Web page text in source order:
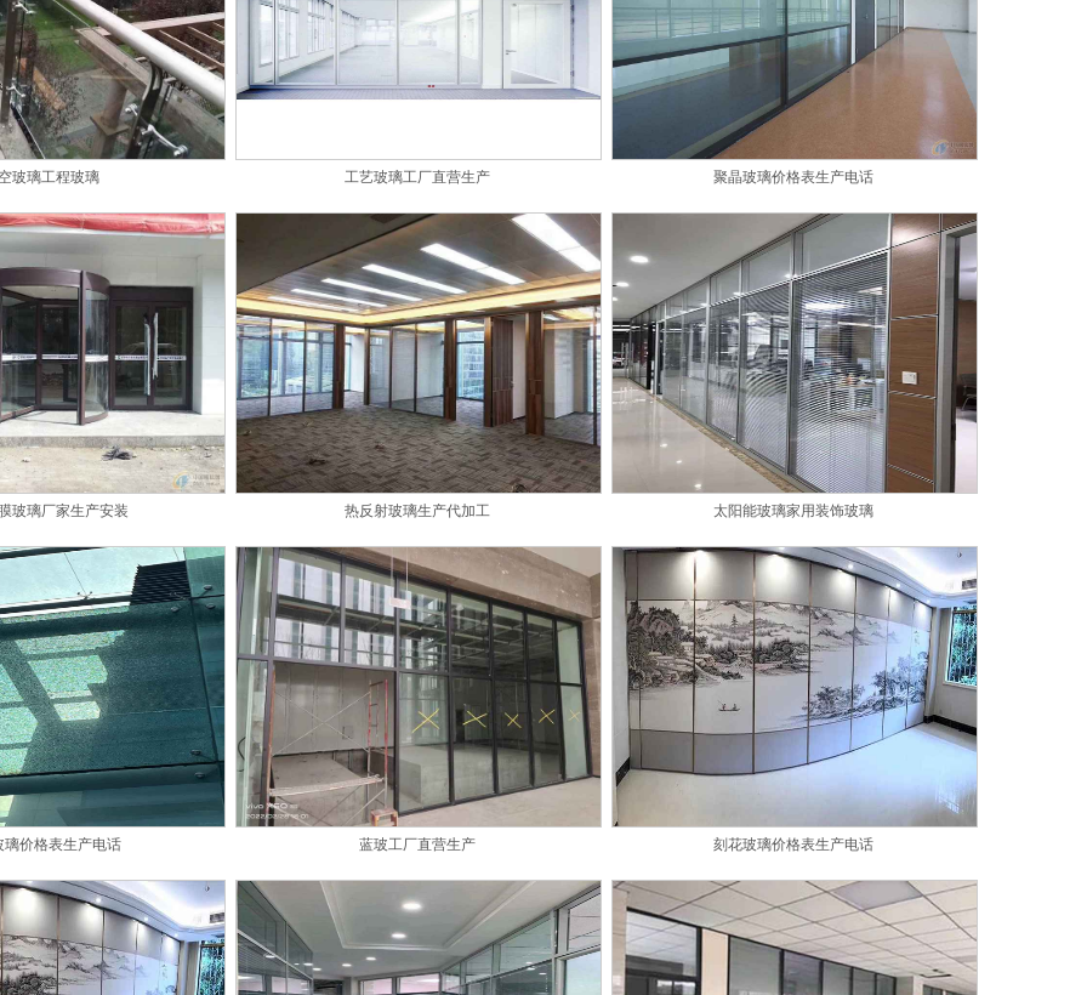
玻璃工程玻璃 工艺玻璃工厂直营生产 聚晶玻璃价格表生产电话
玻璃厂家生产安装 热反射玻璃生产代加工 太阳能玻璃家用装饰玻璃
璃价格表生产电话 蓝玻工厂直营生产 刻花玻璃价格表生产电话